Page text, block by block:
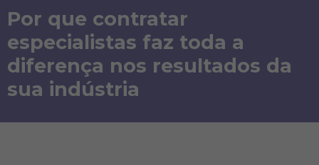
Por que contratar
especialistas faz toda a
diferença nos resultados da
sua indústria